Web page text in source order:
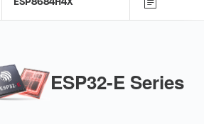
ESP32-E Series